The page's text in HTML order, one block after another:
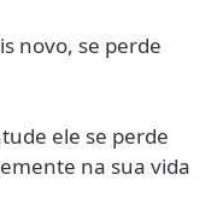
novo, se perde
ele se perde
na sua vida